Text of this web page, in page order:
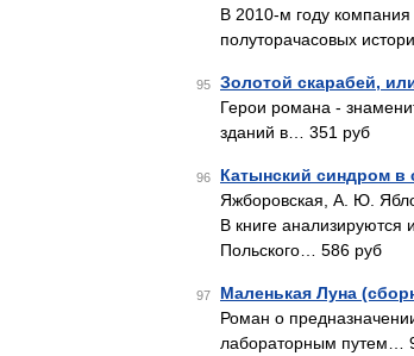
В 2010-м году
полуторачасовых
95 Золотой скарабей,
Герои романа -
зданий в… 351 руб
96 Катынский синдром в
Яжборовская, А. Ю.
В книге анализируются
Польского… 586 руб
97 Маленькая Луна
Роман о
лабораторным путем…